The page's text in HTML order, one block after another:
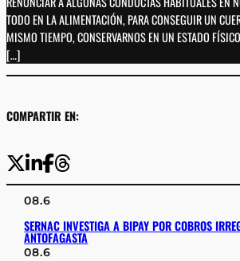
TODO EN LA ALIMENTACIÓN, PARA CONSEGUIR UN
MISMO TIEMPO, CONSERVARNOS EN UN ESTADO
[…]
COMPARTIR EN:
08.6
SERNAC INVESTIGA A BIPAY POR COBROS
ANTOFAGASTA
08.6